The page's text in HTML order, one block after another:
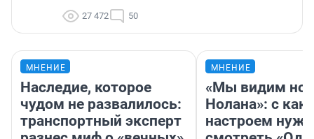
27 472 50
МНЕНИЕ
Наследие, которое
чудом не развалилось:
транспортный эксперт
МНЕНИЕ
«Мы видим
Нолана»: с
настроем